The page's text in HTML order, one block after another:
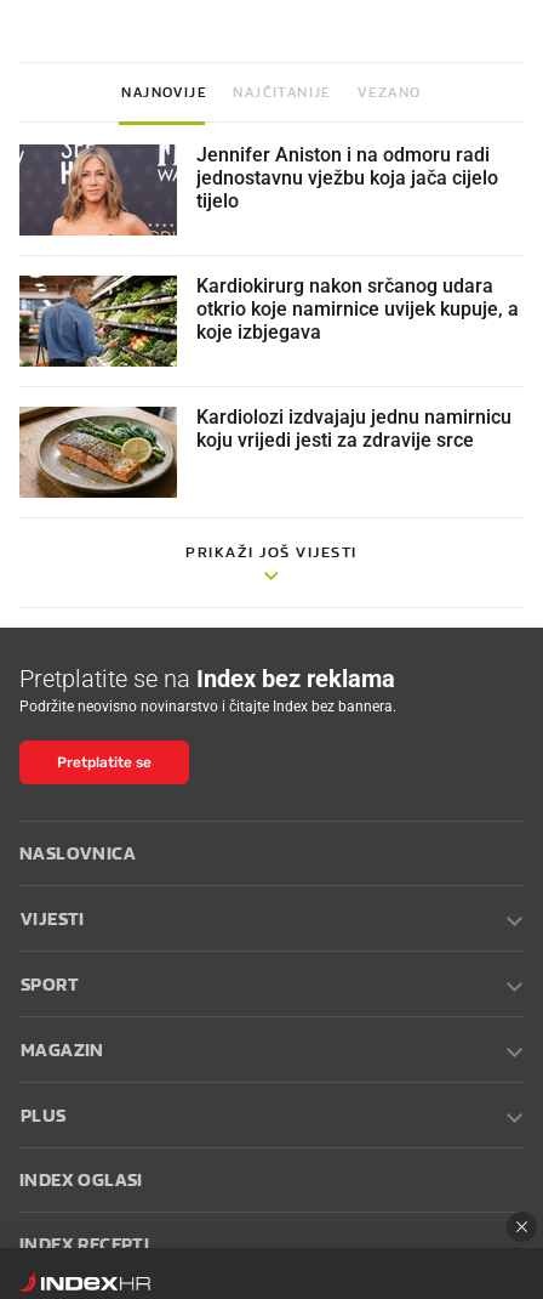
NAJNOVIJE NAJČITANIJE VEZANO
Jennifer Aniston i na odmoru radi
jednostavnu vježbu koja jača cijelo
tijelo
Kardiokirurg nakon srčanog udara
otkrio koje namirnice uvijek kupuje, a
koje izbjegava
Kardiolozi izdvajaju jednu namirnicu
koju vrijedi jesti za zdravije srce
PRIKAŽI JOŠ VIJESTI
Pretplatite se na Index bez reklama
Podržite neovisno novinarstvo i čitajte Index bez bannera.
Pretplatite se
NASLOVNICA
VIJESTI
SPORT
MAGAZIN
PLUS
INDEX OGLASI
INDEX RECEPTI